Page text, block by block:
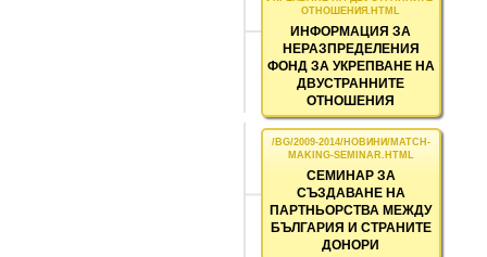
ИНФОРМАЦИЯ ЗА
НЕРАЗПРЕДЕЛЕНИЯ
ФОНД ЗА УКРЕПВАНЕ НА
ДВУСТРАННИТЕ
ОТНОШЕНИЯ
СЕМИНАР ЗА
СЪЗДАВАНЕ НА
ПАРТНЬОРСТВА МЕЖДУ
БЪЛГАРИЯ И СТРАНИТЕ
ДОНОРИ